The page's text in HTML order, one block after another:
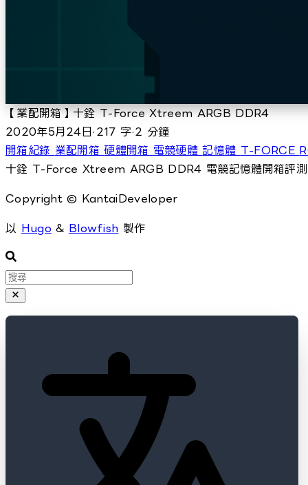
【業配開箱】十銓 T-Force Xtreem ARGB DDR4
2020年5月24日·217 字·2 分鐘
開箱紀錄業配開箱硬體開箱電競硬體記憶體T-FORCE
十銓 T-Force Xtreem ARGB DDR4 電競記憶體開箱評測
Copyright © KantaiDeveloper
以Hugo&Blowfish製作